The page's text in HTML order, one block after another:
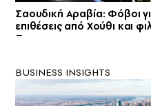
Σαουδική Αραβία: Φόβοι
επιθέσεις από Χούθι και
BUSINESS INSIGHTS